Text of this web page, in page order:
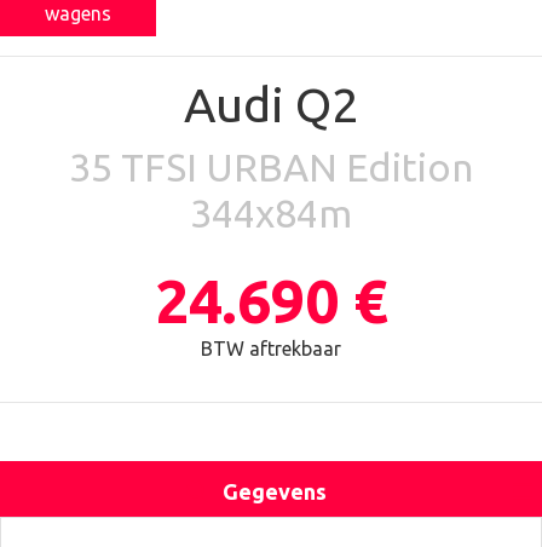
wagens
Audi Q2
35 TFSI URBAN Edition
344x84m
24.690 €
BTW aftrekbaar
Gegevens